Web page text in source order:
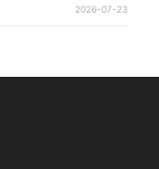
2026-07-23